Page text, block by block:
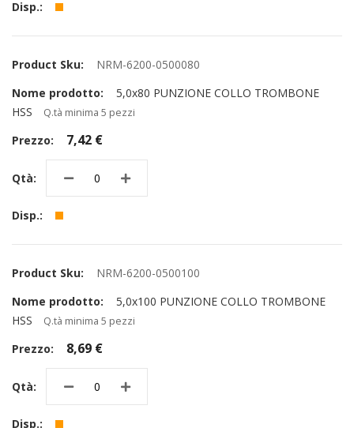
NRM-6200-0500080
5,0x80 PUNZIONE COLLO TROMBONE
HSS
Q.tà minima 5 pezzi
7,42 €
NRM-6200-0500100
5,0x100 PUNZIONE COLLO TROMBONE
HSS
Q.tà minima 5 pezzi
8,69 €